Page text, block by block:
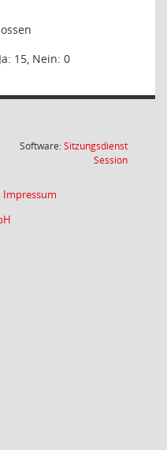
15, Nein: 0
Software:Sitzungsdienst
Session(Wird in
Impressum